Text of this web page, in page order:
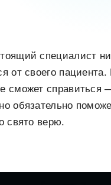
специалист
от своего пациента.
сможет справиться
обязательно
свято верю.